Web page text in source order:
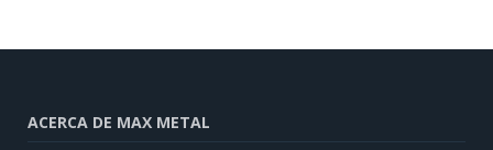
ACERCA DE MAX METAL